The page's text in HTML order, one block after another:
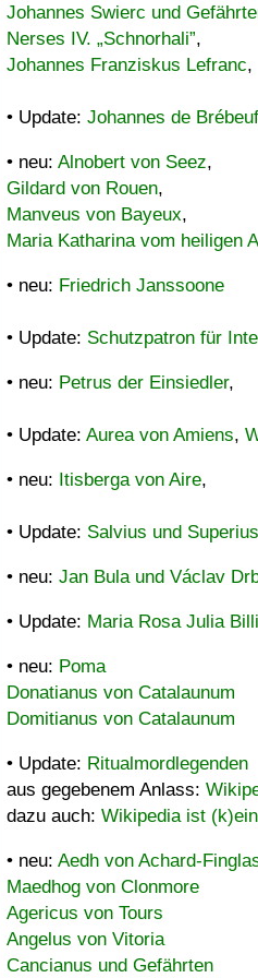
Johannes Swierc und
Nerses IV. „Schnorhali”,
Johannes Franziskus Lefranc,
• Update: Johannes de Brébeuf
• neu: Alnobert von Seez,
Gildard von Rouen,
Manveus von Bayeux,
Maria Katharina vom heiligen
• neu: Friedrich Janssoone
• Update: Schutzpatron für
• neu: Petrus der Einsiedler,
• Update: Aurea von Amiens,
• neu: Itisberga von Aire,
• Update: Salvius und Superius
• neu: Jan Bula und Václav
• Update: Maria Rosa Julia
• neu: Poma
Donatianus von Catalaunum
Domitianus von Catalaunum
• Update: Ritualmordlegenden
aus gegebenem Anlass:
dazu auch: Wikipedia ist
• neu: Aedh von Achard-
Maedhog von Clonmore
Agericus von Tours
Angelus von Vitoria
Cancianus und Gefährten